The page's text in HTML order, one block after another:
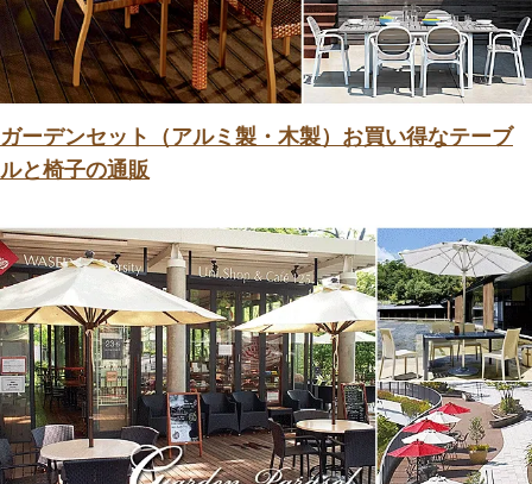
ガーデンセット（アルミ製・木製）お買い得なテーブ
ルと椅子の通販